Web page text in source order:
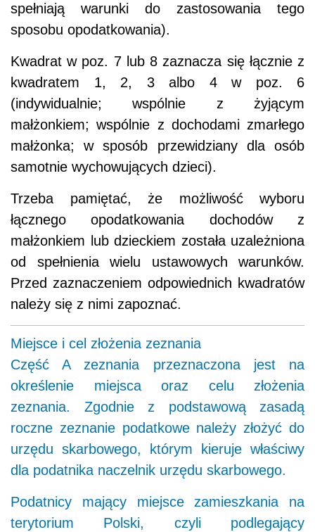
spełniają warunki do zastosowania tego
sposobu opodatkowania).
Kwadrat w poz. 7 lub 8 zaznacza się łącznie z
kwadratem 1, 2, 3 albo 4 w poz. 6
(indywidualnie; wspólnie z żyjącym
małżonkiem; wspólnie z dochodami zmarłego
małżonka; w sposób przewidziany dla osób
samotnie wychowujących dzieci).
Trzeba pamiętać, że możliwość wyboru
łącznego opodatkowania dochodów z
małżonkiem lub dzieckiem została uzależniona
od spełnienia wielu ustawowych warunków.
Przed zaznaczeniem odpowiednich kwadratów
należy się z nimi zapoznać.
Miejsce i cel złożenia zeznania
Część A zeznania przeznaczona jest na
określenie miejsca oraz celu złożenia
zeznania. Zgodnie z podstawową zasadą
roczne zeznanie podatkowe należy złożyć do
urzędu skarbowego, którym kieruje właściwy
dla podatnika naczelnik urzędu skarbowego.
Podatnicy mający miejsce zamieszkania na
terytorium Polski, czyli podlegający